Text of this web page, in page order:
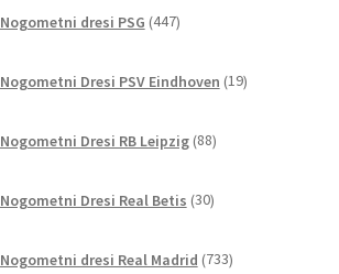
Nogometni dresi PSG 447izdelkov
Nogometni Dresi PSV Eindhoven 19izdelkov
Nogometni Dresi RB Leipzig 88izdelkov
Nogometni Dresi Real Betis 30izdelkov
Nogometni dresi Real Madrid 733izdelkov